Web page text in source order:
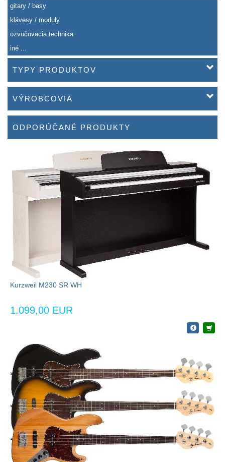
gitary / basy
klávesy / moduly
ozvučovacia technika
iné ...
TYPY PRODUKTOV
VÝROBCOVIA
ODPORÚČANÉ PRODUKTY
Kurzweil M230 SR WH
1.099,00 EUR